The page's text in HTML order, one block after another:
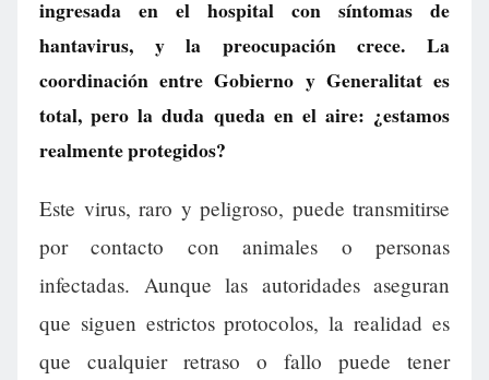
ingresada en el hospital con síntomas de
hantavirus, y la preocupación crece. La
coordinación entre Gobierno y Generalitat es
total, pero la duda queda en el aire: ¿estamos
realmente protegidos?
Este virus, raro y peligroso, puede transmitirse
por contacto con animales o personas
infectadas. Aunque las autoridades aseguran
que siguen estrictos protocolos, la realidad es
que cualquier retraso o fallo puede tener